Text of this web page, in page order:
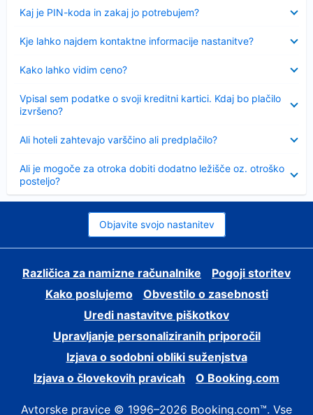
Kaj je PIN-koda in zakaj jo potrebujem?
Kje lahko najdem kontaktne informacije nastanitve?
Kako lahko vidim ceno?
Vpisal sem podatke o svoji kreditni kartici. Kdaj bo plačilo
izvršeno?
Ali hoteli zahtevajo varščino ali predplačilo?
Ali je mogoče za otroka dobiti dodatno ležišče oz. otroško
posteljo?
Objavite svojo nastanitev
Različica za namizne računalnike
Pogoji storitev
Kako poslujemo
Obvestilo o zasebnosti
Uredi nastavitve piškotkov
Upravljanje personaliziranih priporočil
Izjava o sodobni obliki suženjstva
Izjava o človekovih pravicah
O Booking.com
Avtorske pravice © 1996–2026 Booking.com™. Vse